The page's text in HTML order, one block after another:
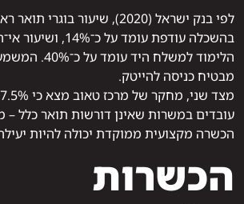
לפי בנק ישראל (2020), שיעור
בהשכלה עודפת עומד
הלימוד למשלח היד
מבטיח כניסה להייטק.
עובדים במשרות שאינן דורשות תואר כלל –
הכשרה מקצועית ממוקדת יכולה להיות
הכשרות